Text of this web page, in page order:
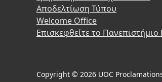
Αποδελτίωση Τύπου
Welcome Office
Επισκεφθείτε το Πανεπιστήμιο
Copyright © 2026 UOC